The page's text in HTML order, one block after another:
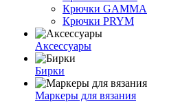
Крючки GAMMA
Крючки PRYM
Аксессуары
Бирки
Маркеры для вязания